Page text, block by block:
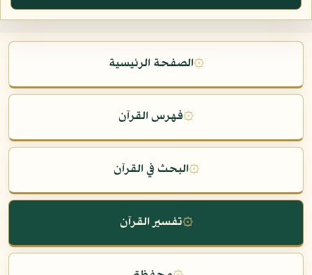
۞الصفحة الرئيسية
۞فهرس القرآن
۞البحث في القرآن
۞تفسير القرآن